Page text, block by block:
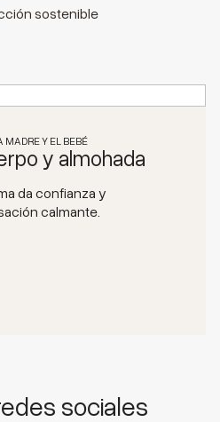
sostenible
MADRE Y EL BEBÉ
y almohada
da confianza y
calmante.
sociales